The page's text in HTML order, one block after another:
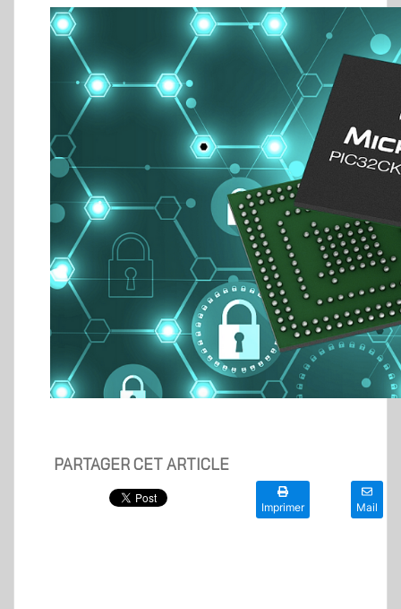
PARTAGER CET ARTICLE
Imprimer Mail